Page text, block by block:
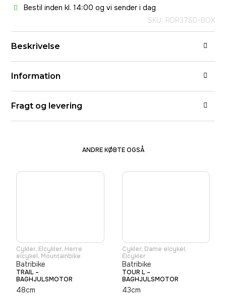
Bestil inden kl. 14:00 og vi sender i dag
SKU: RDR37SD-BOX
Beskrivelse
Information
Fragt og levering
ANDRE KØBTE OGSÅ
Cykler, Elcykler, Herre
elcykel, Mountainbike
Batribike
TRAIL –
BAGHJULSMOTOR
48cm
Cykler, Dame elcykel,
Elcykler
Batribike
TOUR L –
BAGHJULSMOTOR
43cm